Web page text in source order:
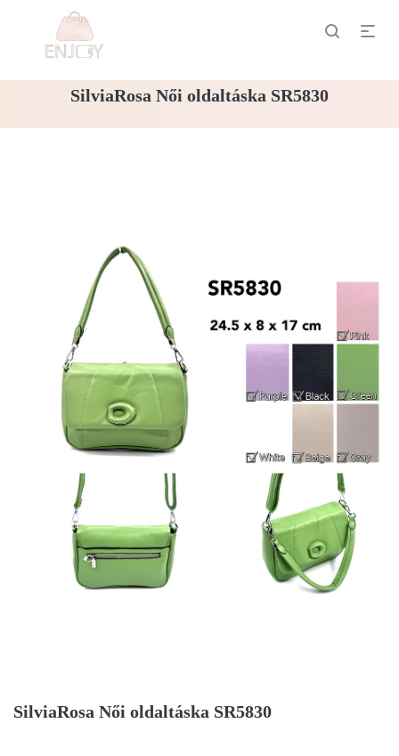
SilviaRosa Női oldaltáska SR5830
SilviaRosa Női oldaltáska SR5830